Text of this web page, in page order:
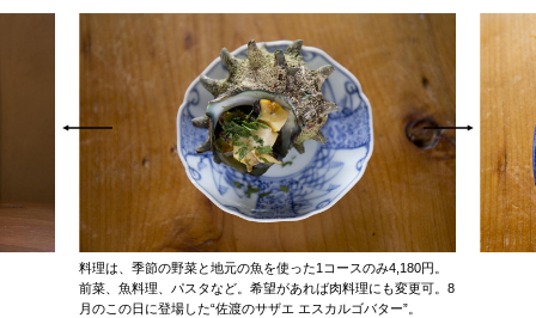
料理は、季節の野菜と地元の魚を使った1コースのみ4,180円。
前菜、魚料理、パスタなど。希望があれば肉料理にも変更可。8
月のこの日に登場した“佐渡のサザエ エスカルゴバター”。